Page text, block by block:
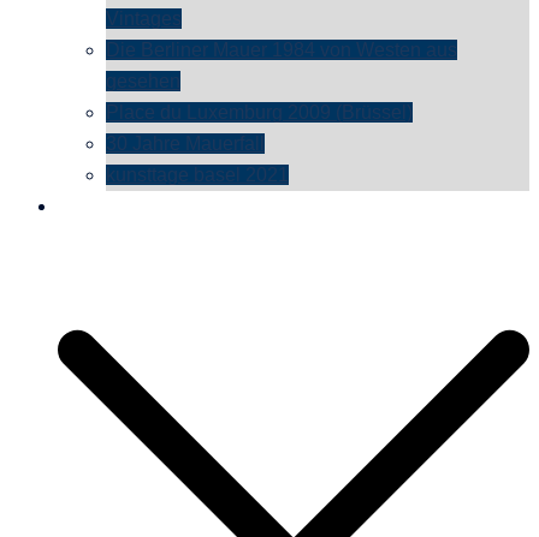
Vintages
Die Berliner Mauer 1984 von Westen aus
gesehen
Place du Luxemburg 2009 (Brüssel)
30 Jahre Mauerfall
kunsttage basel 2021